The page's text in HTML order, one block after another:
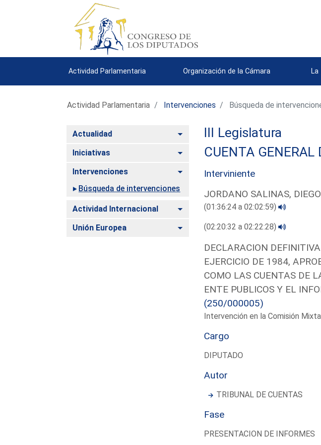
Actividad Parlamentaria Organización de la Cámara
Actividad Parlamentaria Intervenciones Búsqueda de
Actualidad Alternar
Iniciativas Alternar
Intervenciones
Alternar
Búsqueda de intervenciones
Actividad Internacional Alternar
Unión Europea Alternar
III Legislatura
CUENTA GENERAL
Interviniente
JORDANO SALINAS,
(01:36:24 a 02:02:59)
(02:20:32 a 02:22:28)
DECLARACION
EJERCICIO DE 1984,
COMO LAS CUENTAS DE
ENTE PUBLICOS Y EL
(250/000005)
Intervención en la Comisión
Cargo
DIPUTADO
Autor
TRIBUNAL DE CUENTAS
Fase
PRESENTACION DE INFORMES